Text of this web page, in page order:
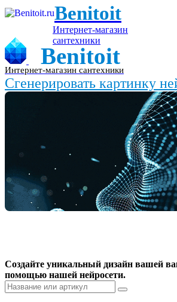
Benitoit
Интернет-магазин
сантехники
Benitoit
Интернет-магазин сантехники
Сгенерировать картинку
Создайте уникальный дизайн вашей
помощью нашей нейросети.